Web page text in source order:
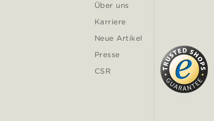
Über uns
Karriere
Neue Artikel
Presse
CSR